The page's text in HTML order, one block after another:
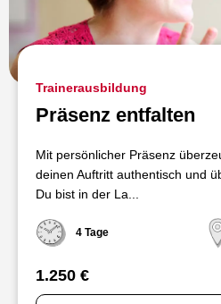
Trainerausbildung
Präsenz entfalten
Mit persönlicher Präsenz
deinen Auftritt authentisch und
Du bist in der La...
4 Tage
1.250 €